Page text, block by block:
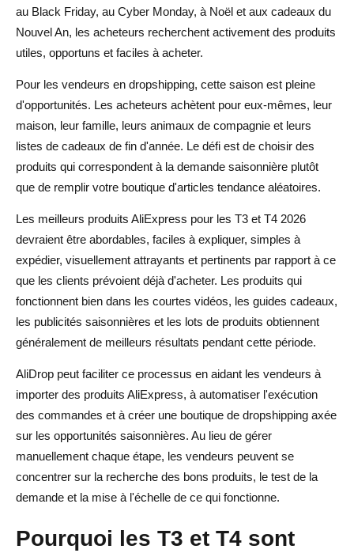
Comment vendre des produits saisonniers AliExpress
avec AliDrop
Conseils marketing pour les produits AliExpress du
T3/T4
Utiliser des angles de campagne saisonniers
Créer des vidéos courtes de produits
Conclusion
FAQ sur les produits AliExpress tendance pour les T3/T4
2026
Quels sont les meilleurs produits AliExpress à vendre
aux T3 et T4 2026 ?
Quand devrais-je commencer à vendre des produits
saisonniers pour les T3 et T4 ?
Comment choisir des produits AliExpress rentables pour
le dropshipping saisonnier ?
Comment AliDrop peut-il aider à vendre des produits
au Black Friday, au Cyber Monday, à Noël et aux cadeaux du
Nouvel An, les acheteurs recherchent activement des produits
utiles, opportuns et faciles à acheter.
Pour les vendeurs en dropshipping, cette saison est pleine
d'opportunités. Les acheteurs achètent pour eux-mêmes, leur
maison, leur famille, leurs animaux de compagnie et leurs
listes de cadeaux de fin d'année. Le défi est de choisir des
produits qui correspondent à la demande saisonnière plutôt
que de remplir votre boutique d'articles tendance aléatoires.
Les meilleurs produits AliExpress pour les T3 et T4 2026
devraient être abordables, faciles à expliquer, simples à
expédier, visuellement attrayants et pertinents par rapport à ce
que les clients prévoient déjà d'acheter. Les produits qui
fonctionnent bien dans les courtes vidéos, les guides cadeaux,
les publicités saisonnières et les lots de produits obtiennent
généralement de meilleurs résultats pendant cette période.
AliDrop peut faciliter ce processus en aidant les vendeurs à
importer des produits AliExpress, à automatiser l'exécution
des commandes et à créer une boutique de dropshipping axée
sur les opportunités saisonnières. Au lieu de gérer
manuellement chaque étape, les vendeurs peuvent se
concentrer sur la recherche des bons produits, le test de la
demande et la mise à l'échelle de ce qui fonctionne.
Pourquoi les T3 et T4 sont